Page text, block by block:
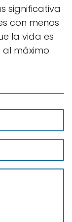
significativa
con menos
la vida es
máximo.